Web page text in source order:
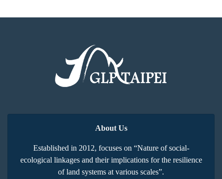
About Us
Established in 2012, focuses on “Nature of social-
ecological linkages and their implications for the resilience
of land systems at various scales”.